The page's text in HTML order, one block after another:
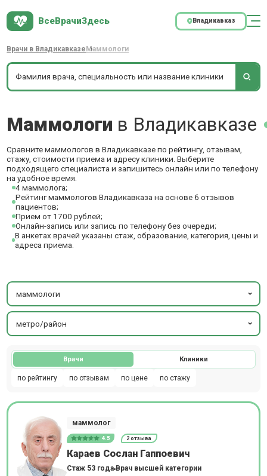
ВсеВрачиЗдесь Владикавказ
Врачи в Владикавказе Маммологи
Маммологи в Владикавказе
Сравните маммологов в Владикавказе по рейтингу, отзывам,
стажу, стоимости приема и адресу клиники. Выберите
подходящего специалиста и запишитесь онлайн или по телефону
на удобное время.
4 маммолога;
Рейтинг маммологов Владикавказа на основе 6 отзывов
пациентов;
Прием от 1700 рублей;
Онлайн-запись или запись по телефону без очереди;
В анкетах врачей указаны стаж, образование, категория, цены и
адреса приема.
маммологи
метро/район
Врачи Клиники
по рейтингу по отзывам по цене по стажу
маммолог
4.5 2 отзыва
Караев Сослан Гаппоевич
Стаж 53 года Врач высшей категории